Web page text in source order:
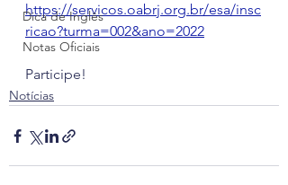
Dica de Inglês
Notas Oficiais
https://servicos.oabrj.org.br/esa/insc
ricao?turma=002&ano=2022
Participe!
Notícias